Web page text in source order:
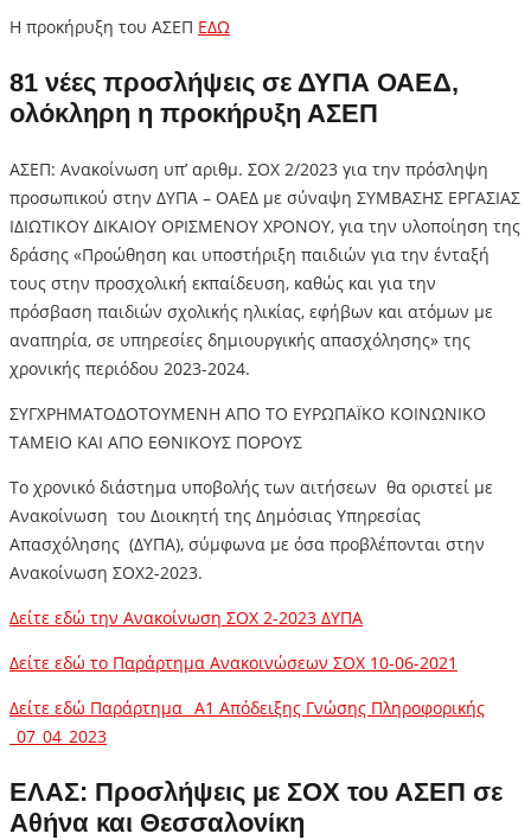
Η προκήρυξη του ΑΣΕΠ ΕΔΩ
81 νέες προσλήψεις σε ΔΥΠΑ ΟΑΕΔ,
ολόκληρη η προκήρυξη ΑΣΕΠ
ΑΣΕΠ: Ανακοίνωση υπ’ αριθμ. ΣΟΧ 2/2023 για την πρόσληψη
προσωπικού στην ΔΥΠΑ – ΟΑΕΔ με σύναψη ΣΥΜΒΑΣΗΣ ΕΡΓΑΣΙΑΣ
ΙΔΙΩΤΙΚΟΥ ΔΙΚΑΙΟΥ ΟΡΙΣΜΕΝΟΥ ΧΡΟΝΟΥ, για την υλοποίηση της
δράσης «Προώθηση και υποστήριξη παιδιών για την ένταξή
τους στην προσχολική εκπαίδευση, καθώς και για την
πρόσβαση παιδιών σχολικής ηλικίας, εφήβων και ατόμων με
αναπηρία, σε υπηρεσίες δημιουργικής απασχόλησης» της
χρονικής περιόδου 2023-2024.
ΣΥΓΧΡΗΜΑΤΟΔΟΤΟΥΜΕΝΗ ΑΠΟ ΤΟ ΕΥΡΩΠΑΪΚΟ ΚΟΙΝΩΝΙΚΟ
ΤΑΜΕΙΟ ΚΑΙ ΑΠΟ ΕΘΝΙΚΟΥΣ ΠΟΡΟΥΣ
Το χρονικό διάστημα υποβολής των αιτήσεων θα οριστεί με
Ανακοίνωση του Διοικητή της Δημόσιας Υπηρεσίας
Απασχόλησης (ΔΥΠΑ), σύμφωνα με όσα προβλέπονται στην
Ανακοίνωση ΣΟΧ2-2023.
Δείτε εδώ την Ανακοίνωση ΣΟΧ 2-2023 ΔΥΠΑ
Δείτε εδώ το Παράρτημα Ανακοινώσεων ΣΟΧ 10-06-2021
Δείτε εδώ Παράρτημα _A1 Απόδειξης Γνώσης Πληροφορικής
_07_04_2023
ΕΛΑΣ: Προσλήψεις με ΣΟΧ του ΑΣΕΠ σε
Αθήνα και Θεσσαλονίκη